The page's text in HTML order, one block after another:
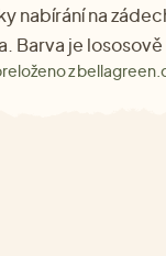
nabírání na
Barva je lososově
z